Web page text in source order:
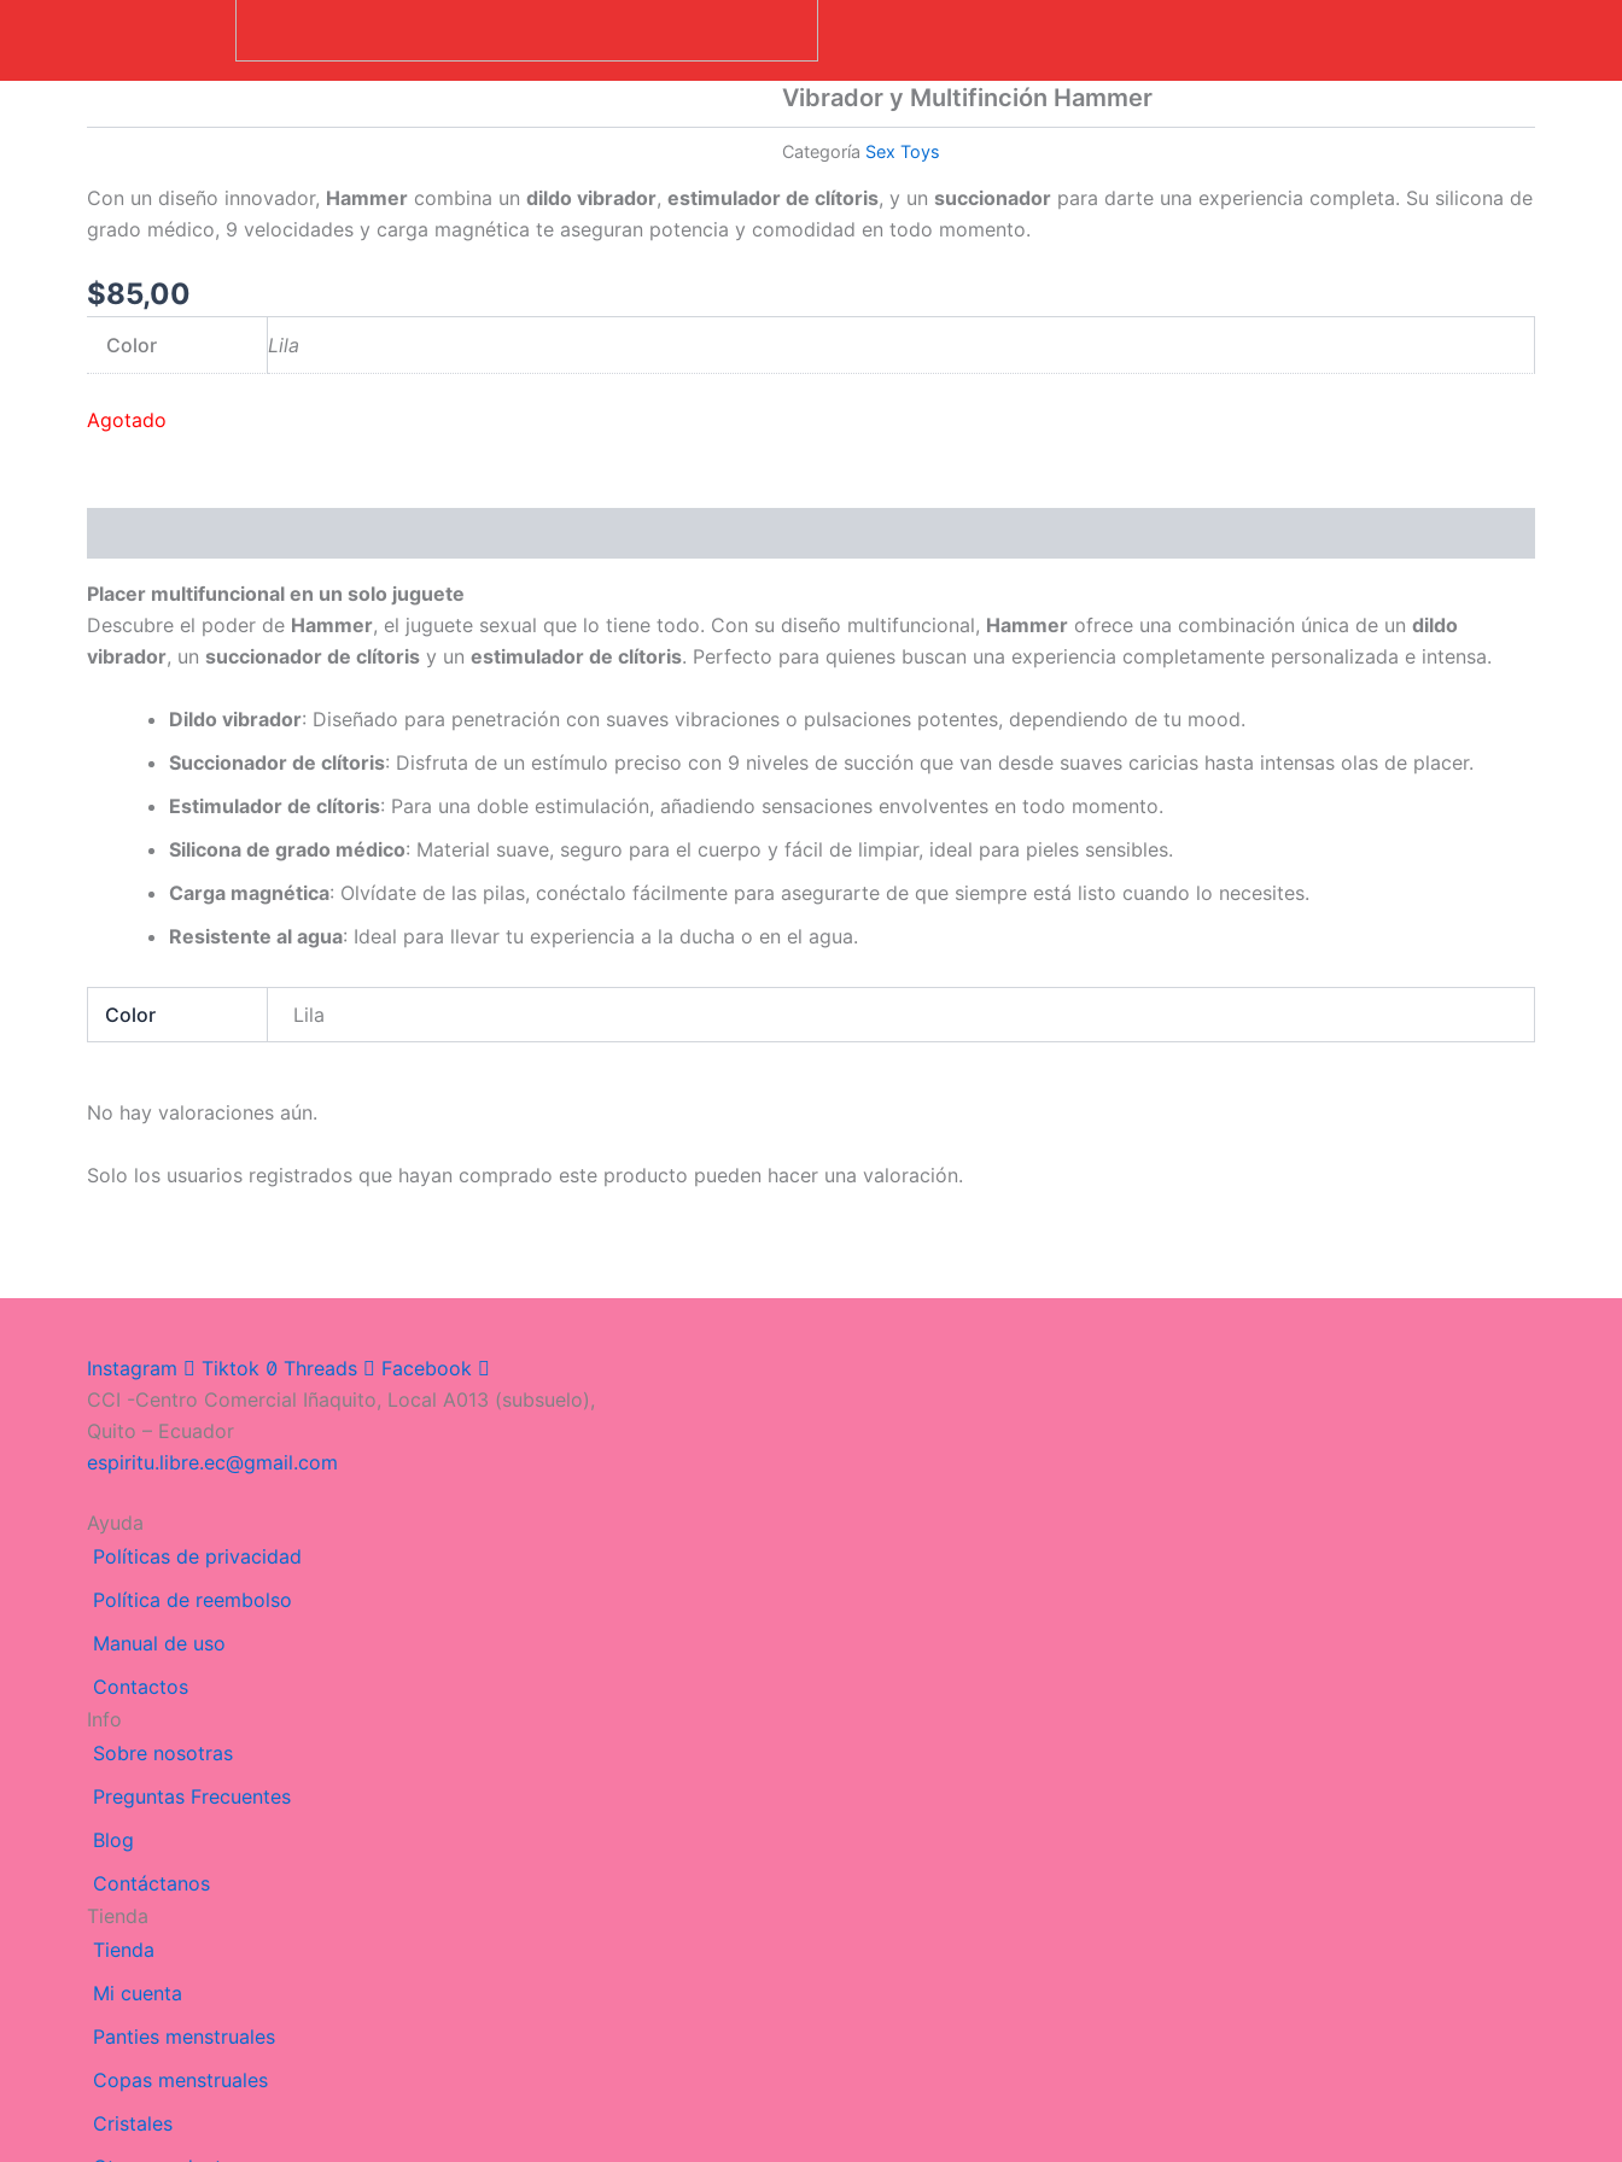
Vibrador y Multifinción Hammer
Categoría Sex Toys
Con un diseño innovador, Hammer combina un dildo vibrador, estimulador de clítoris, y un succionador para darte una experiencia completa. Su silicona de
grado médico, 9 velocidades y carga magnética te aseguran potencia y comodidad en todo momento.
$85,00
Color Lila
Agotado
Placer multifuncional en un solo juguete
Descubre el poder de Hammer, el juguete sexual que lo tiene todo. Con su diseño multifuncional, Hammer ofrece una combinación única de un dildo
vibrador, un succionador de clítoris y un estimulador de clítoris. Perfecto para quienes buscan una experiencia completamente personalizada e intensa.
Dildo vibrador: Diseñado para penetración con suaves vibraciones o pulsaciones potentes, dependiendo de tu mood.
Succionador de clítoris: Disfruta de un estímulo preciso con 9 niveles de succión que van desde suaves caricias hasta intensas olas de placer.
Estimulador de clítoris: Para una doble estimulación, añadiendo sensaciones envolventes en todo momento.
Silicona de grado médico: Material suave, seguro para el cuerpo y fácil de limpiar, ideal para pieles sensibles.
Carga magnética: Olvídate de las pilas, conéctalo fácilmente para asegurarte de que siempre está listo cuando lo necesites.
Resistente al agua: Ideal para llevar tu experiencia a la ducha o en el agua.
Color Lila
No hay valoraciones aún.
Solo los usuarios registrados que hayan comprado este producto pueden hacer una valoración.
Instagram Tiktok Threads
Facebook
CCI -Centro Comercial Iñaquito, Local A013 (subsuelo),
Quito – Ecuador
espiritu.libre.ec@gmail.com
Ayuda
Políticas de privacidad
Política de reembolso
Manual de uso
Contactos
Info
Sobre nosotras
Preguntas Frecuentes
Blog
Contáctanos
Tienda
Tienda
Mi cuenta
Panties menstruales
Copas menstruales
Cristales